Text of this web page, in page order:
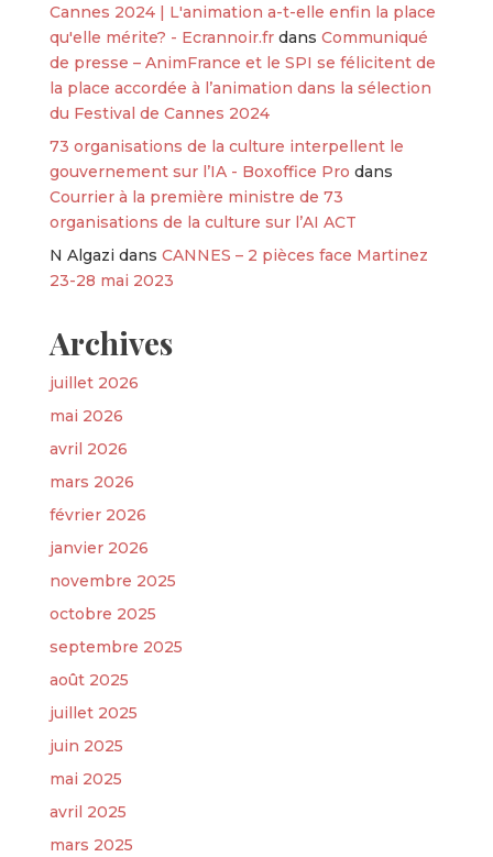
Cannes 2024 | L'animation a-t-elle enfin la place
qu'elle mérite? - Ecrannoir.frdans Communiqué
de presse – AnimFrance et le SPI se félicitent de
la place accordée à l’animation dans la sélection
du Festival de Cannes 2024
73 organisations de la culture interpellent le
gouvernement sur l’IA - Boxoffice Pro dans
Courrier à la première ministre de 73
organisations de la culture sur l’AI ACT
N Algazi dans CANNES – 2 pièces face Martinez
23-28 mai 2023
Archives
juillet 2026
mai 2026
avril 2026
mars 2026
février 2026
janvier 2026
novembre 2025
octobre 2025
septembre 2025
août 2025
juillet 2025
juin 2025
mai 2025
avril 2025
mars 2025